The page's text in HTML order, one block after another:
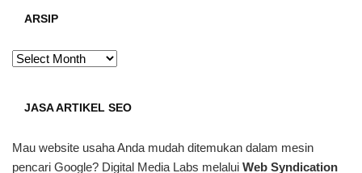
ARSIP
ARSIP
JASA ARTIKEL SEO
Mau website usaha Anda mudah ditemukan dalam mesin
pencari Google? Digital Media Labs melalui Web Syndication